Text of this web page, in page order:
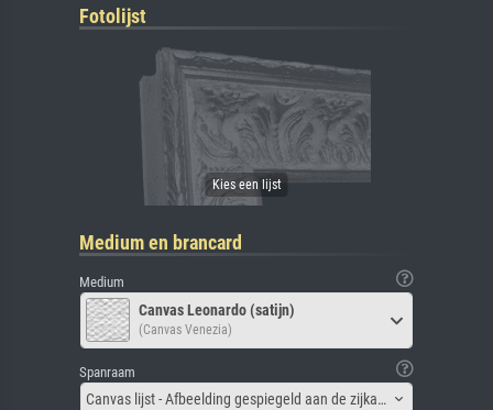
Fotolijst
Medium en brancard
Medium
Canvas Leonardo (satijn)
(Canvas Venezia)
Spanraam
Canvas lijst - Afbeelding gespiegeld aan de zijkant